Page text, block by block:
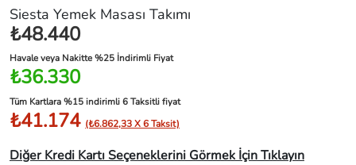
Siesta Yemek Masası Takımı
₺48.440
Havale veya Nakitte %25 İndirimli Fiyat
₺36.330
Tüm Kartlara %15 indirimli 6 Taksitli fiyat
₺41.174 (₺6.862,33 X 6 Taksit)
Diğer Kredi Kartı Seçeneklerini Görmek İçin Tıklayın